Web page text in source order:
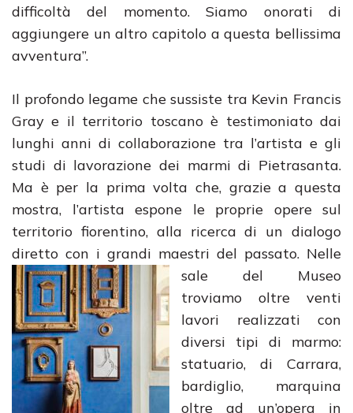
difficoltà del momento. Siamo onorati di
aggiungere un altro capitolo a questa bellissima
avventura”.
Il profondo legame che sussiste tra Kevin Francis
Gray e il territorio toscano è testimoniato dai
lunghi anni di collaborazione tra l’artista e gli
studi di lavorazione dei marmi di Pietrasanta.
Ma è per la prima volta che, grazie a questa
mostra, l’artista espone le proprie opere sul
territorio fiorentino, alla ricerca di un dialogo
diretto con i grandi maestri del passato. Nelle
sale del Museo
troviamo oltre venti
lavori realizzati con
diversi tipi di marmo:
statuario, di Carrara,
bardiglio, marquina
oltre ad un’opera in